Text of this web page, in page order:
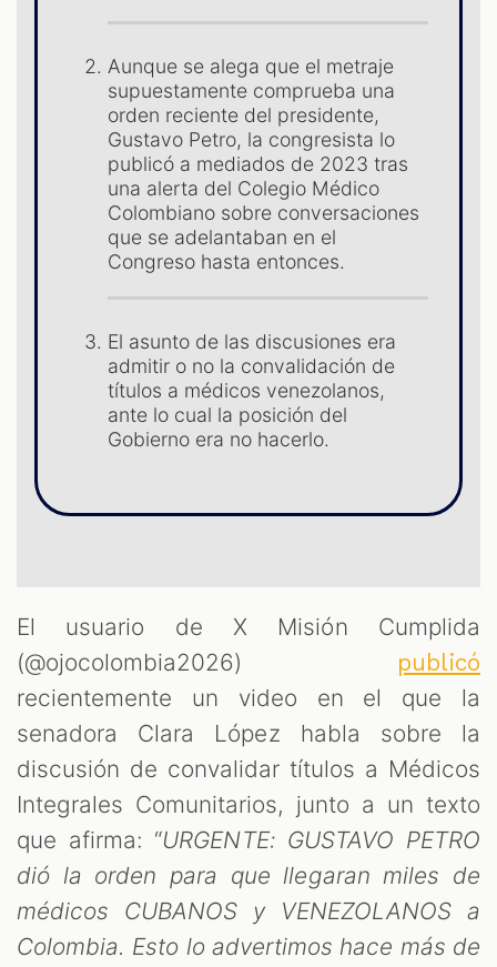
Aunque se alega que el metraje
supuestamente comprueba una
orden reciente del presidente,
Gustavo Petro, la congresista lo
publicó a mediados de 2023 tras
una alerta del Colegio Médico
Colombiano sobre conversaciones
que se adelantaban en el
Congreso hasta entonces.
El asunto de las discusiones era
admitir o no la convalidación de
títulos a médicos venezolanos,
ante lo cual la posición del
Gobierno era no hacerlo.
El usuario de X Misión Cumplida
(@ojocolombia2026)
publicó
recientemente un video en el que la
senadora Clara López habla sobre la
discusión de convalidar títulos a Médicos
Integrales Comunitarios, junto a un texto
que afirma: “URGENTE: GUSTAVO PETRO
dió la orden para que llegaran miles de
médicos CUBANOS y VENEZOLANOS a
Colombia. Esto lo advertimos hace más de